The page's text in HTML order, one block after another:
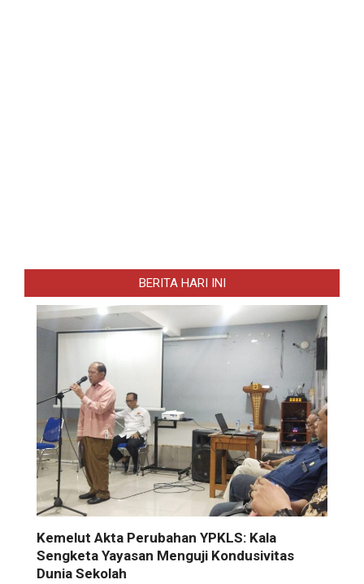
BERITA HARI INI
Kemelut Akta Perubahan YPKLS: Kala
Sengketa Yayasan Menguji Kondusivitas
Dunia Sekolah